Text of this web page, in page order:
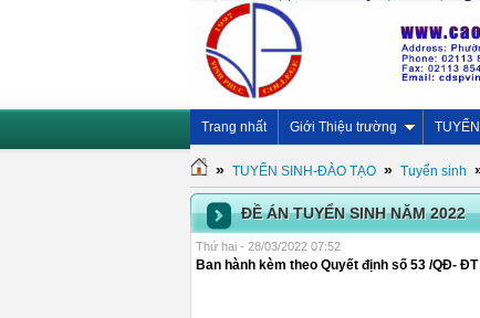
Trang nhất Giới Thiệu trường
» TUYỂN SINH-ĐÀO TẠO » Tuyển sinh
ĐỀ ÁN TUYỂN SINH NĂM 2022
Thứ hai - 28/03/2022 07:52
Ban hành kèm theo Quyết định số 53 /QĐ-